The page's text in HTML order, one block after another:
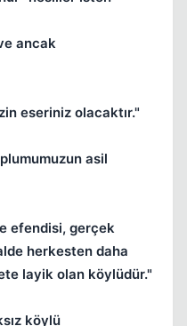
ancak
eseriniz olacaktır."
asil
efendisi, gerçek
herkesten daha
layik olan köylüdür."
köylü